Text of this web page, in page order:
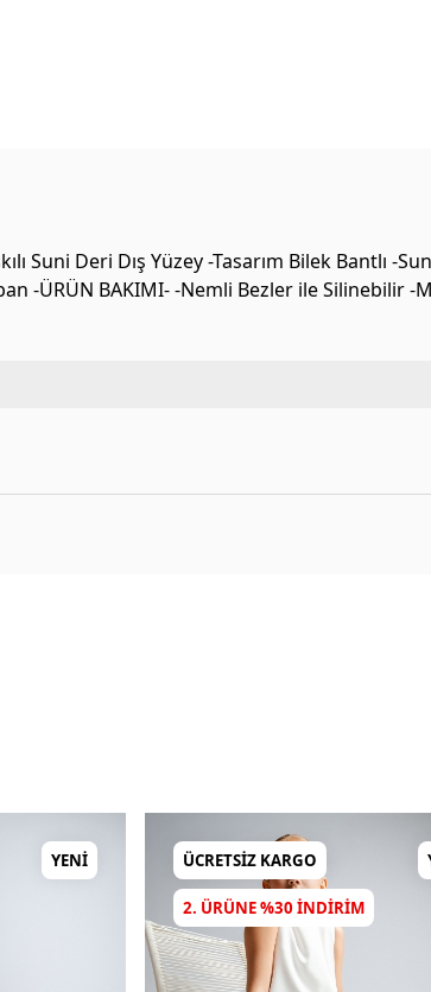
Suni Deri Dış Yüzey -Tasarım Bilek Bantlı
-ÜRÜN BAKIMI- -Nemli Bezler ile Silinebilir -
YENI ÜCRETSIZ KARGO
2. ÜRÜNE %30 INDIRIM